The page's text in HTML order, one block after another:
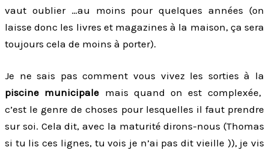
vaut oublier …au moins pour quelques années (on
laisse donc les livres et magazines à la maison, ça sera
toujours cela de moins à porter).
Je ne sais pas comment vous vivez les sorties à la
piscine municipale mais quand on est complexée,
c’est le genre de choses pour lesquelles il faut prendre
sur soi. Cela dit, avec la maturité dirons-nous (Thomas
si tu lis ces lignes, tu vois je n’ai pas dit vieille )), je vis